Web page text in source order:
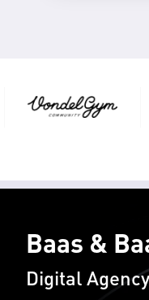
Baas &
Digital Agency